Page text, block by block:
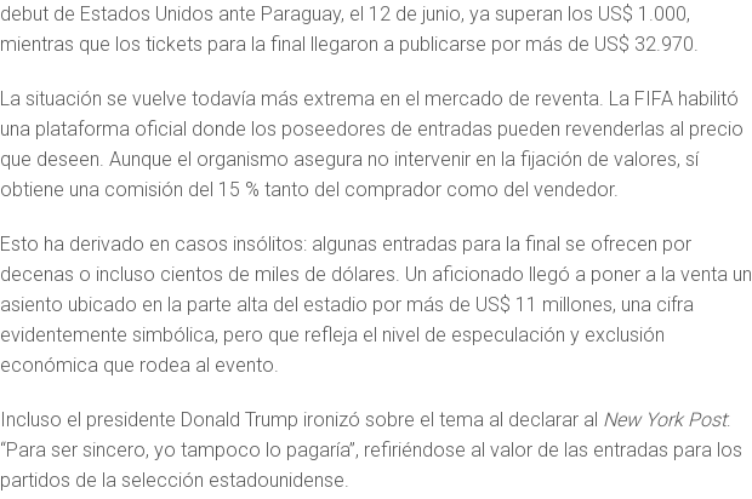
debut de Estados Unidos ante Paraguay, el 12 de junio, ya superan los US$ 1.000,
mientras que los tickets para la final llegaron a publicarse por más de US$ 32.970.
La situación se vuelve todavía más extrema en el mercado de reventa. La FIFA habilitó
una plataforma oficial donde los poseedores de entradas pueden revenderlas al precio
que deseen. Aunque el organismo asegura no intervenir en la fijación de valores, sí
obtiene una comisión del 15 % tanto del comprador como del vendedor.
Esto ha derivado en casos insólitos: algunas entradas para la final se ofrecen por
decenas o incluso cientos de miles de dólares. Un aficionado llegó a poner a la venta un
asiento ubicado en la parte alta del estadio por más de US$ 11 millones, una cifra
evidentemente simbólica, pero que refleja el nivel de especulación y exclusión
económica que rodea al evento.
Incluso el presidente Donald Trump ironizó sobre el tema al declarar al New York Post:
“Para ser sincero, yo tampoco lo pagaría”, refiriéndose al valor de las entradas para los
partidos de la selección estadounidense.